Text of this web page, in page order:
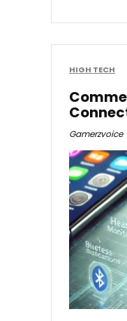
HIGH TECH
Gamerzvoice